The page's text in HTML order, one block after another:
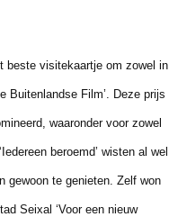
visitekaartje om zowel in
Film’. Deze prijs
waaronder voor zowel
beroemd’ wisten al wel
gewoon te genieten. Zelf won
Seixal ‘Voor een nieuw